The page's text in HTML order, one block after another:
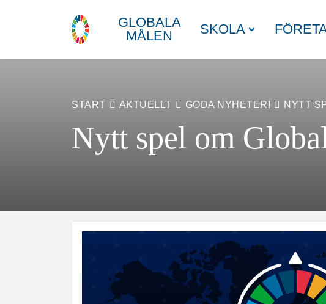
GLOBALA
MÅLEN
SKOLA
START AKTUELLT GODA NYHETER! NYTT
Nytt spel om